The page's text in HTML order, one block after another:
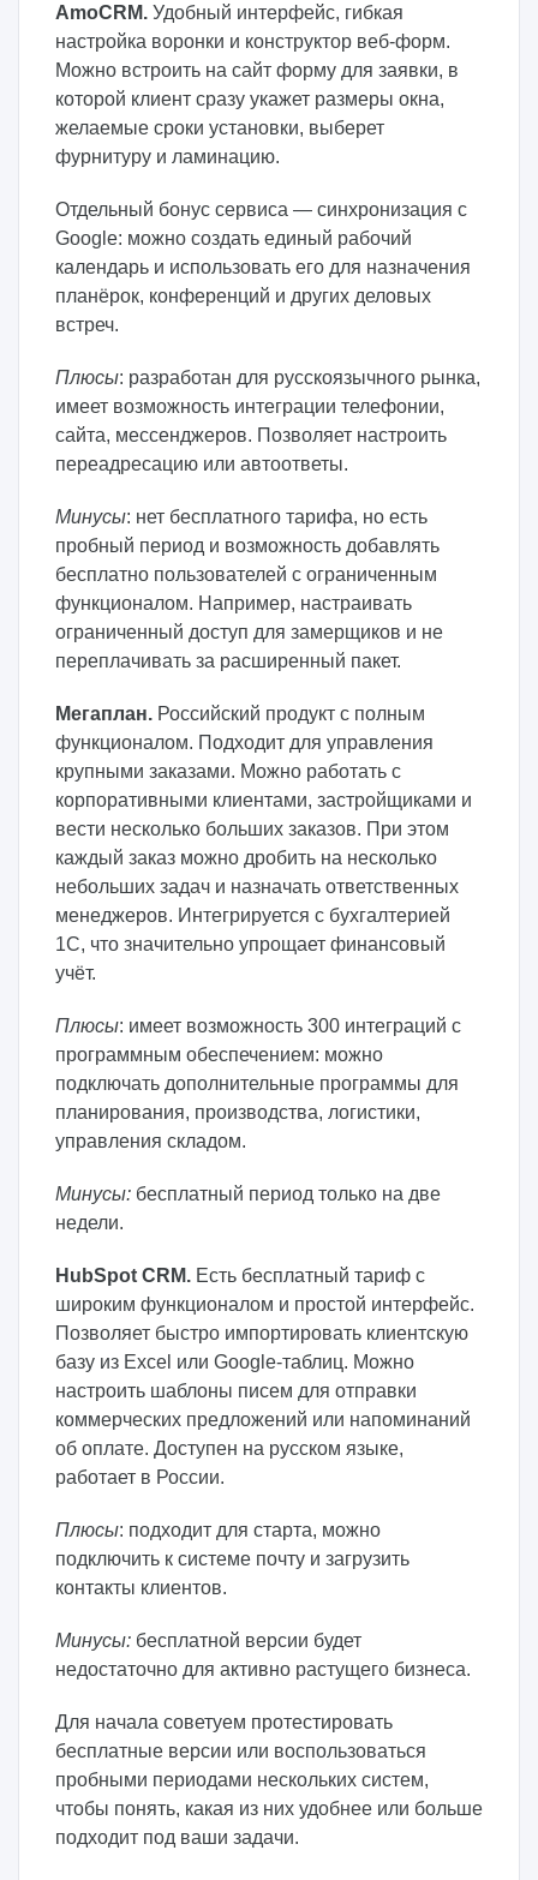
AmoCRM. Удобный интерфейс, гибкая
настройка воронки и конструктор веб-форм.
Можно встроить на сайт форму для заявки, в
которой клиент сразу укажет размеры окна,
желаемые сроки установки, выберет
фурнитуру и ламинацию.
Отдельный бонус сервиса — синхронизация с
Google: можно создать единый рабочий
календарь и использовать его для назначения
планёрок, конференций и других деловых
встреч.
Плюсы: разработан для русскоязычного рынка,
имеет возможность интеграции телефонии,
сайта, мессенджеров. Позволяет настроить
переадресацию или автоответы.
Минусы: нет бесплатного тарифа, но есть
пробный период и возможность добавлять
бесплатно пользователей с ограниченным
функционалом. Например, настраивать
ограниченный доступ для замерщиков и не
переплачивать за расширенный пакет.
Мегаплан. Российский продукт с полным
функционалом. Подходит для управления
крупными заказами. Можно работать с
корпоративными клиентами, застройщиками и
вести несколько больших заказов. При этом
каждый заказ можно дробить на несколько
небольших задач и назначать ответственных
менеджеров. Интегрируется с бухгалтерией
1С, что значительно упрощает финансовый
учёт.
Плюсы: имеет возможность 300 интеграций с
программным обеспечением: можно
подключать дополнительные программы для
планирования, производства, логистики,
управления складом.
Минусы: бесплатный период только на две
недели.
HubSpot CRM. Есть бесплатный тариф с
широким функционалом и простой интерфейс.
Позволяет быстро импортировать клиентскую
базу из Excel или Google-таблиц. Можно
настроить шаблоны писем для отправки
коммерческих предложений или напоминаний
об оплате. Доступен на русском языке,
работает в России.
Плюсы: подходит для старта, можно
подключить к системе почту и загрузить
контакты клиентов.
Минусы: бесплатной версии будет
недостаточно для активно растущего бизнеса.
Для начала советуем протестировать
бесплатные версии или воспользоваться
пробными периодами нескольких систем,
чтобы понять, какая из них удобнее или больше
подходит под ваши задачи.